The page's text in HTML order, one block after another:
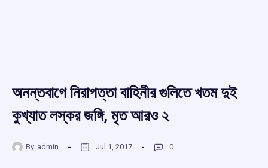
অনন্তবাগে নিরাপত্তা বাহিনীর গুলিতে খতম দুই
কুখ্যাত লস্কর জঙ্গি, মৃত আরও ২
By admin Jul 1, 2017 0